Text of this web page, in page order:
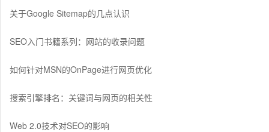
关于Google Sitemap的几点认识
SEO入门书籍系列：网站的收录问题
如何针对MSN的OnPage进行网页优化
搜索引擎排名：关键词与网页的相关性
Web 2.0技术对SEO的影响